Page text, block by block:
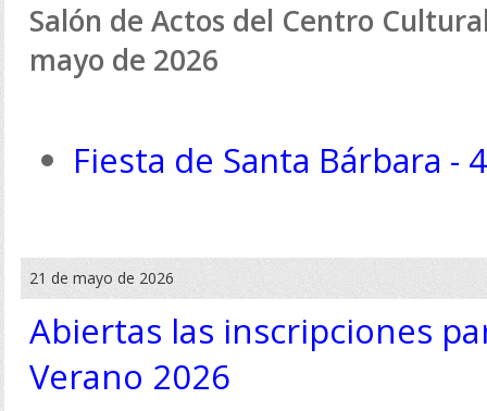
Salón de Actos del Centro
mayo de 2026
Fiesta de Santa Bárbara -
21 de mayo de 2026
Abiertas las inscripciones
Verano 2026